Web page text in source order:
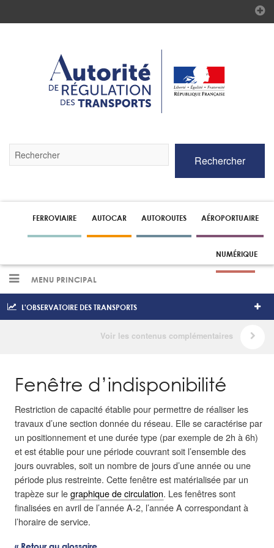
par
pour
recherche
Rechercher
FERROVIAIRE AUTOCAR AUTOROUTES AÉROPORTUAIRE
NUMÉRIQUE
MENU PRINCIPAL
L'OBSERVATOIRE DES TRANSPORTS
Fenêtre d’indisponibilité
Restriction de capacité établie pour permettre de réaliser les
travaux d’une section donnée du réseau. Elle se caractérise par
un positionnement et une durée type (par exemple de 2h à 6h)
et est établie pour une période couvrant soit l’ensemble des
jours ouvrables, soit un nombre de jours d’une année ou une
période plus restreinte. Cette fenêtre est matérialisée par un
trapèze sur legraphique de circulation. Les fenêtres sont
finalisées en avril de l’année A-2, l’année A correspondant à
l’horaire de service.